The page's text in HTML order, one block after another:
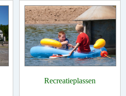
Recreatieplassen